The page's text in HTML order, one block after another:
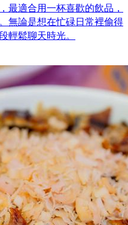
最適合用一杯喜歡的飲品，
無論是想在忙碌日常裡偷得
輕鬆聊天時光。